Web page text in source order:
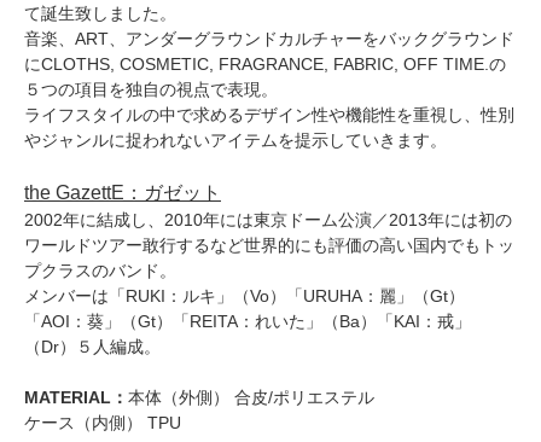
て誕生致しました。
音楽、ART、アンダーグラウンドカルチャーをバックグラウンド
にCLOTHS, COSMETIC, FRAGRANCE, FABRIC, OFF TIME.の
５つの項目を独自の視点で表現。
ライフスタイルの中で求めるデザイン性や機能性を重視し、性別
やジャンルに捉われないアイテムを提示していきます。
the GazettE：ガゼット
2002年に結成し、2010年には東京ドーム公演／2013年には初の
ワールドツアー敢行するなど世界的にも評価の高い国内でもトッ
プクラスのバンド。
メンバーは「RUKI：ルキ」（Vo）「URUHA：麗」（Gt）
「AOI：葵」（Gt）「REITA：れいた」（Ba）「KAI：戒」
（Dr）５人編成。
MATERIAL： 本体（外側） 合皮/ポリエステル
ケース（内側） TPU